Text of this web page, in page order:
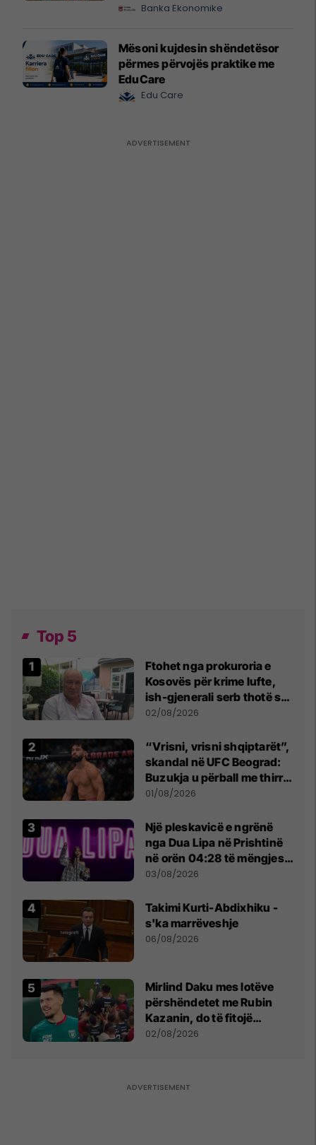
Banka Ekonomike
Mësoni kujdesin shëndetësor
përmes përvojës praktike me
EduCare
Edu Care
Top 5
Ftohet nga prokuroria e
Kosovës për krime lufte,
ish-gjenerali serb thotë se
dikush e tradhtoi në
02/08/2026
“Vrisni, vrisni shqiptarët”,
skandal në UFC Beograd:
Buzukja u përball me thirrje
anti-shqiptare nga
01/08/2026
Një pleskavicë e ngrënë
nga Dua Lipa në Prishtinë
në orën 04:28 të mëngjesit
- dhe bota digjitale serbe
03/08/2026
Takimi Kurti-Abdixhiku -
s'ka marrëveshje
06/08/2026
Mirlind Daku mes lotëve
përshëndetet me Rubin
Kazanin, do të fitojë
miliona te Spartak Moska
02/08/2026